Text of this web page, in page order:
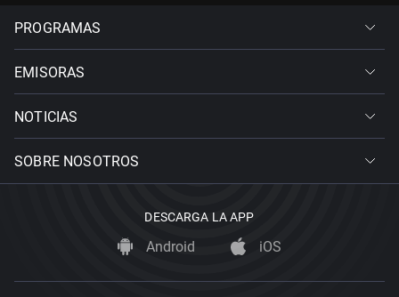
PROGRAMAS
EMISORAS
NOTICIAS
SOBRE NOSOTROS
DESCARGA LA APP
Android iOS